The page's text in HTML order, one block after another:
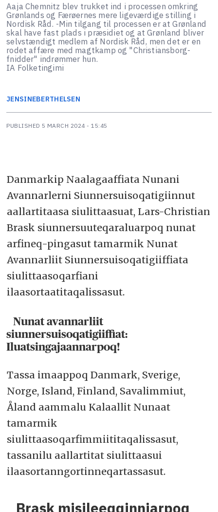
Aaja Chemnitz blev trukket ind i processen omkring
Grønlands og Færøernes mere ligeværdige stilling i
Nordisk Råd. -Min tilgang til processen er at Grønland
skal have fast plads i præsidiet og at Grønland bliver
selvstændigt medlem af Nordisk Råd, men det er en
rodet affære med magtkamp og "Christiansborg-
fnidder" indrømmer hun.
IA Folketingimi
JENSINEBERTHELSEN
PUBLISHED 5 MARCH 2024 - 15:45
Danmarkip Naalagaaffiata Nunani
Avannarlerni Siunnersuisoqatigiinnut
aallartitaasa siulittaasuat, Lars-Christian
Brask siunnersuuteqaraluarpoq nunat
arfineq-pingasut tamarmik Nunat
Avannarliit Siunnersuisoqatigiiffiata
siulittaasoqarfiani
ilaasortaatitaqalissasut.
Nunat avannarliit
siunnersuisoqatigiiffiat:
Iluatsingajaannarpoq!
Tassa imaappoq Danmark, Sverige,
Norge, Island, Finland, Savalimmiut,
Åland aammalu Kalaallit Nunaat
tamarmik
siulittaasoqarfimmiititaqalissasut,
tassanilu aallartitat siulittaasui
ilaasortanngortinneqartassasut.
Brask misileeqqinniarpoq